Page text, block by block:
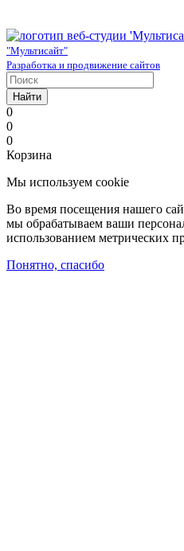
"Мультисайт"
Разработка и продвижение сайтов
Найти
0
0
0
Корзина
Мы используем cookie
Во время посещения нашего
мы обрабатываем ваши
использованием метрических
Понятно, спасибо